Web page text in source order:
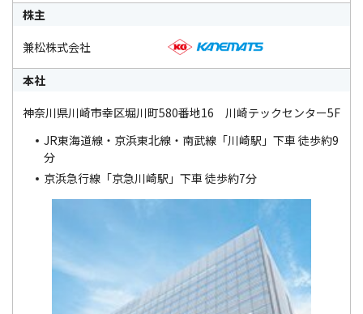
株主
兼松株式会社
本社
神奈川県川崎市幸区堀川町580番地16 川崎テックセンター5F
JR東海道線・京浜東北線・南武線「川崎駅」下車 徒歩約9
分
京浜急行線「京急川崎駅」下車 徒歩約7分